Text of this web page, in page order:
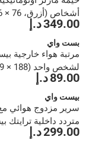
سم)
349.00 د.إ
بست واي
مرتبة هواء خارجية
لشخص واحد (188 × 99 × 22 سم)
89.00 د.إ
بيست واي
سرير مزدوج هوائي
متردد داخلية ترايتك
(191 × 97 × 46 سم)
299.00 د.إ